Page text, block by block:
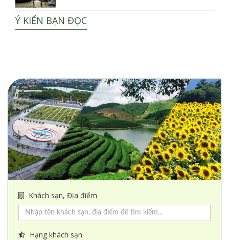
Ý KIẾN BẠN ĐỌC
Khách sạn, Địa điểm
Hạng khách sạn